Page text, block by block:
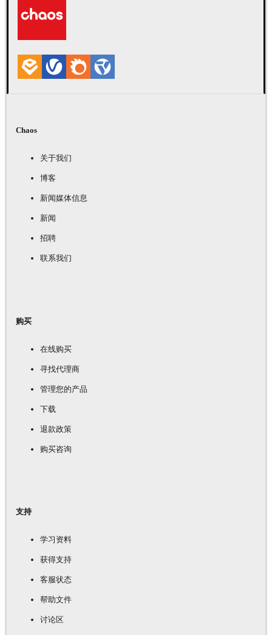
Chaos
关于我们
博客
新闻媒体信息
新闻
招聘
联系我们
购买
在线购买
寻找代理商
管理您的产品
下载
退款政策
购买咨询
支持
学习资料
获得支持
客服状态
帮助文件
讨论区